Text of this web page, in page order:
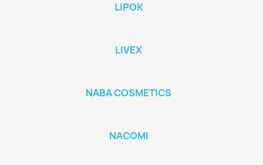
LIPOK
LIVEX
NABA COSMETICS
NACOMI